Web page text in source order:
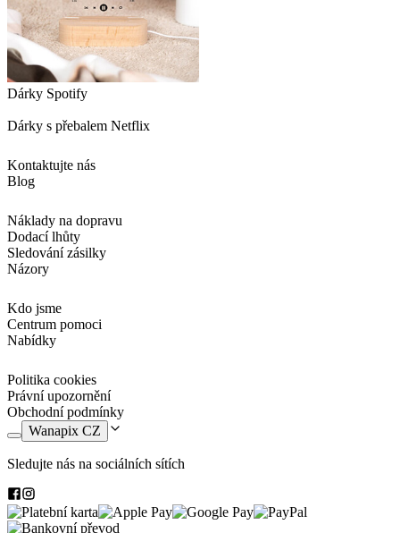
Dárky Spotify
Dárky s přebalem Netflix
Kontaktujte nás
Blog
Náklady na dopravu
Dodací lhůty
Sledování zásilky
Názory
Kdo jsme
Centrum pomoci
Nabídky
Politika cookies
Právní upozornění
Obchodní podmínky
Wanapix CZ
Sledujte nás na sociálních sítích